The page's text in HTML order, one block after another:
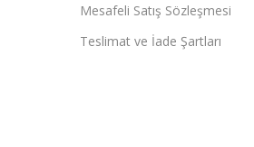
Mesafeli Satış Sözleşmesi
Teslimat ve İade Şartları